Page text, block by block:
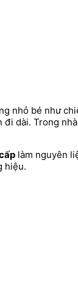
nhỏ bé như
dài. Trong
làm nguyên
hiệu.